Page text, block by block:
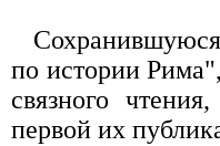
по истории Рима",
связного
первой их